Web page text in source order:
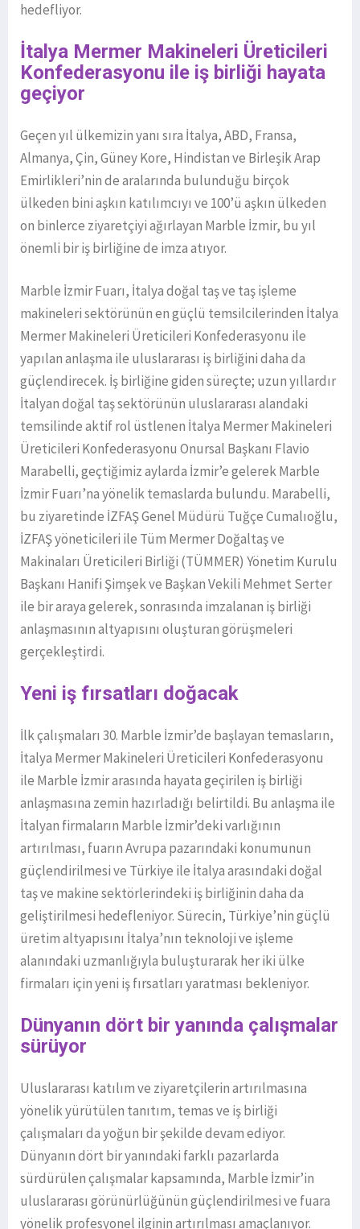
hedefliyor.
İtalya Mermer Makineleri Üreticileri
Konfederasyonu ile iş birliği hayata
geçiyor
Geçen yıl ülkemizin yanı sıra İtalya, ABD, Fransa,
Almanya, Çin, Güney Kore, Hindistan ve Birleşik Arap
Emirlikleri’nin de aralarında bulunduğu birçok
ülkeden bini aşkın katılımcıyı ve 100’ü aşkın ülkeden
on binlerce ziyaretçiyi ağırlayan Marble İzmir, bu yıl
önemli bir iş birliğine de imza atıyor.
Marble İzmir Fuarı, İtalya doğal taş ve taş işleme
makineleri sektörünün en güçlü temsilcilerinden İtalya
Mermer Makineleri Üreticileri Konfederasyonu ile
yapılan anlaşma ile uluslararası iş birliğini daha da
güçlendirecek. İş birliğine giden süreçte; uzun yıllardır
İtalyan doğal taş sektörünün uluslararası alandaki
temsilinde aktif rol üstlenen İtalya Mermer Makineleri
Üreticileri Konfederasyonu Onursal Başkanı Flavio
Marabelli, geçtiğimiz aylarda İzmir’e gelerek Marble
İzmir Fuarı’na yönelik temaslarda bulundu. Marabelli,
bu ziyaretinde İZFAŞ Genel Müdürü Tuğçe Cumalıoğlu,
İZFAŞ yöneticileri ile Tüm Mermer Doğaltaş ve
Makinaları Üreticileri Birliği (TÜMMER) Yönetim Kurulu
Başkanı Hanifi Şimşek ve Başkan Vekili Mehmet Serter
ile bir araya gelerek, sonrasında imzalanan iş birliği
anlaşmasının altyapısını oluşturan görüşmeleri
gerçekleştirdi.
Yeni iş fırsatları doğacak
İlk çalışmaları 30. Marble İzmir’de başlayan temasların,
İtalya Mermer Makineleri Üreticileri Konfederasyonu
ile Marble İzmir arasında hayata geçirilen iş birliği
anlaşmasına zemin hazırladığı belirtildi. Bu anlaşma ile
İtalyan firmaların Marble İzmir’deki varlığının
artırılması, fuarın Avrupa pazarındaki konumunun
güçlendirilmesi ve Türkiye ile İtalya arasındaki doğal
taş ve makine sektörlerindeki iş birliğinin daha da
geliştirilmesi hedefleniyor. Sürecin, Türkiye’nin güçlü
üretim altyapısını İtalya’nın teknoloji ve işleme
alanındaki uzmanlığıyla buluşturarak her iki ülke
firmaları için yeni iş fırsatları yaratması bekleniyor.
Dünyanın dört bir yanında çalışmalar
sürüyor
Uluslararası katılım ve ziyaretçilerin artırılmasına
yönelik yürütülen tanıtım, temas ve iş birliği
çalışmaları da yoğun bir şekilde devam ediyor.
Dünyanın dört bir yanındaki farklı pazarlarda
sürdürülen çalışmalar kapsamında, Marble İzmir’in
uluslararası görünürlüğünün güçlendirilmesi ve fuara
yönelik profesyonel ilginin artırılması amaçlanıyor.